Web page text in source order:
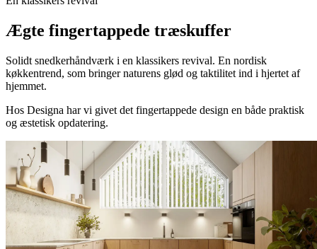
Ægte fingertappede træskuffer
Solidt snedkerhåndværk i en klassikers revival. En nordisk
køkkentrend, som bringer naturens glød og taktilitet ind i hjertet af
hjemmet.
Hos Designa har vi givet det fingertappede design en både praktisk
og æstetisk opdatering.